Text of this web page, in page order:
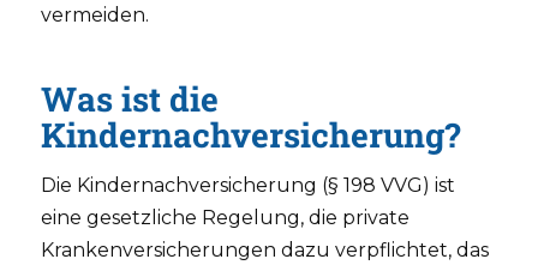
vermeiden.
Was ist die
Kindernachversicherung?
Die Kindernachversicherung (§ 198 VVG) ist
eine gesetzliche Regelung, die private
Krankenversicherungen dazu verpflichtet, das